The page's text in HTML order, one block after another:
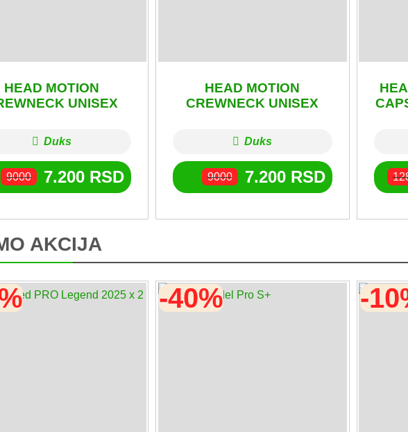
HEAD MOTION
UNISEX
Duks
9000 7.200 RSD
HEAD MOTION
CREWNECK UNISEX
Duks
9000 7.200 RSD
AKCIJA
-40% -